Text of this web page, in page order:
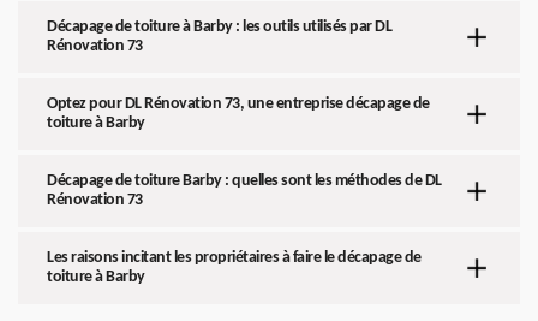
Décapage de toiture à Barby : les outils utilisés par DL
Rénovation 73
Optez pour DL Rénovation 73, une entreprise décapage de
toiture à Barby
Décapage de toiture Barby : quelles sont les méthodes de DL
Rénovation 73
Les raisons incitant les propriétaires à faire le décapage de
toiture à Barby